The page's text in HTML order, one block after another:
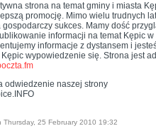
strona na temat gminy i miasta
promocję. Mimo wielu trudnych
gospodarczy sukces. Mamy dość
informacji na temat Kępic
informacje z dystansem i
wypowiedzenie się. Strona jest
odwiedzenie naszej strony
Thursday, 25 February 2010 19:32